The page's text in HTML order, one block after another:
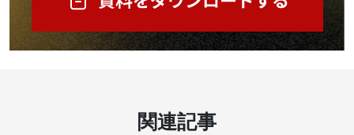
関連記事